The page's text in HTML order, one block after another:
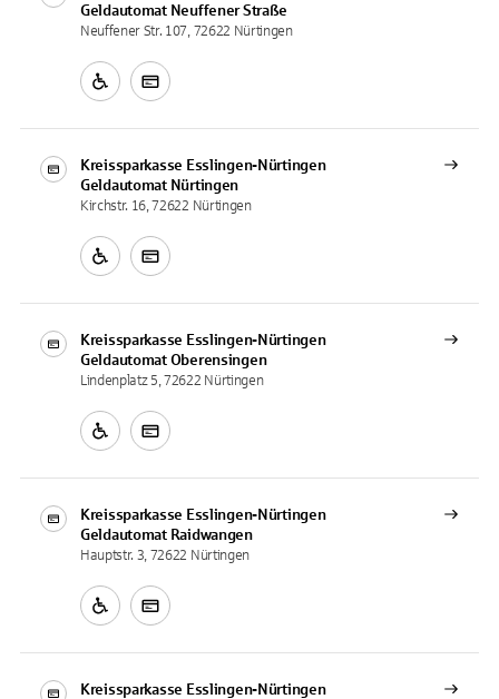
Geldautomat Neuffener Straße
Neuffener Str. 107, 72622 Nürtingen
Kreissparkasse Esslingen-Nürtingen
Geldautomat Nürtingen
Kirchstr. 16, 72622 Nürtingen
Kreissparkasse Esslingen-Nürtingen
Geldautomat Oberensingen
Lindenplatz 5, 72622 Nürtingen
Kreissparkasse Esslingen-Nürtingen
Geldautomat Raidwangen
Hauptstr. 3, 72622 Nürtingen
Kreissparkasse Esslingen-Nürtingen